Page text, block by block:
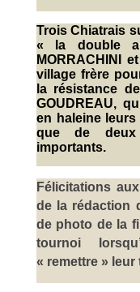
Trois Chiatrais
« la double
MORRACHINI
village frère
la résistance
GOUDREAU,
en haleine
que de
importants.
Félicitations
de la rédaction
de photo de la
tournoi
« remettre » leur